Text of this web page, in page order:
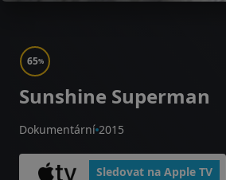
65%
Sunshine Superman
Dokumentární 2015
Sledovat na Apple TV